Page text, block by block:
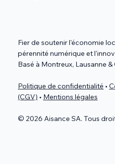
Fier de soutenir l'économie
pérennité numérique et
Basé à Montreux, Lausanne &
Politique de confidentialité •
(CGV) • Mentions légales
© 2026 Aisance SA. Tous